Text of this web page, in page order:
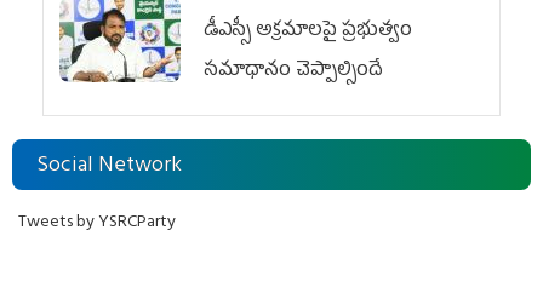
డీఎస్సీ అక్రమాలపై ప్రభుత్వం
సమాధానం చెప్పాల్సిందే
Social Network
Tweets by YSRCParty